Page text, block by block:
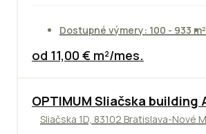
Dostupné výmery: 100 - 933 m²
od 11,00 € m²/mes.
OPTIMUM Sliačska building
Sliačska 1D, 83102 Bratislava-Nové